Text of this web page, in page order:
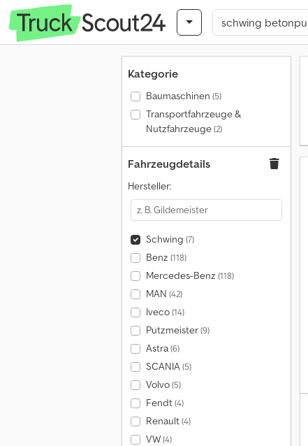
Kategorie
Baumaschinen (5)
Transportfahrzeuge &
Nutzfahrzeuge(2)
Fahrzeugdetails
Hersteller:
Schwing (7)
Benz (118)
Mercedes-Benz (118)
MAN (42)
Iveco(14)
Putzmeister(9)
Astra(6)
SCANIA(5)
Volvo(5)
Fendt(4)
Renault(4)
VW(4)